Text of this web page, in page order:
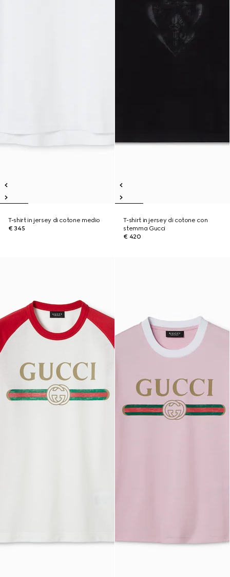
T-shirt in jersey di cotone medio
€ 345
T-shirt in jersey di cotone con
stemma Gucci
€ 420